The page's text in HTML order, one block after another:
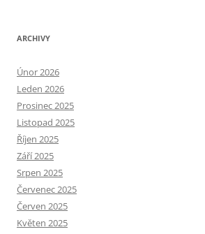
ARCHIVY
Únor 2026
Leden 2026
Prosinec 2025
Listopad 2025
Říjen 2025
Září 2025
Srpen 2025
Červenec 2025
Červen 2025
Květen 2025